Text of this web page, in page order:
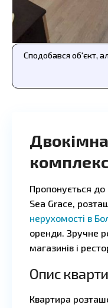
Сподобався об'єкт,
Пропонується
Sea Grace,
нерухомості в
оренди. Зручне
магазинів і
Опис
Квартира